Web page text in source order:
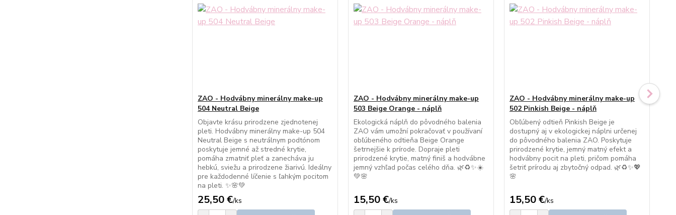
ZAO - Hodvábny minerálny make-up
504 Neutral Beige
Objavte krásu prirodzene zjednotenej
pleti. Hodvábny minerálny make-up 504
Neutral Beige s neutrálnym podtónom
poskytuje jemné až stredné krytie,
pomáha zmatniť pleť a zanecháva ju
hebkú, sviežu a prirodzene žiarivú. Ideálny
pre každodenné líčenie s ľahkým pocitom
na pleti. ✨🌸💚
25,50 €/ks
ZAO - Hodvábny minerálny make-up
503 Beige Orange - náplň
Ekologická náplň do pôvodného balenia
ZAO vám umožní pokračovať v používaní
obľúbeného odtieňa Beige Orange
šetrnejšie k prírode. Dopraje pleti
prirodzené krytie, matný finiš a hodvábne
jemný vzhľad počas celého dňa. 🌿♻️✨☀️
💚🌸
15,50 €/ks
ZAO - Hodvábny minerálny make-up
502 Pinkish Beige - náplň
Obľúbený odtieň Pinkish Beige je
dostupný aj v ekologickej náplni určenej
do pôvodného balenia ZAO. Poskytuje
prirodzené krytie, jemný matný efekt a
hodvábny pocit na pleti, pričom pomáha
šetriť prírodu aj zbytočný odpad. 🌿♻️✨💖
🌸
15,50 €/ks